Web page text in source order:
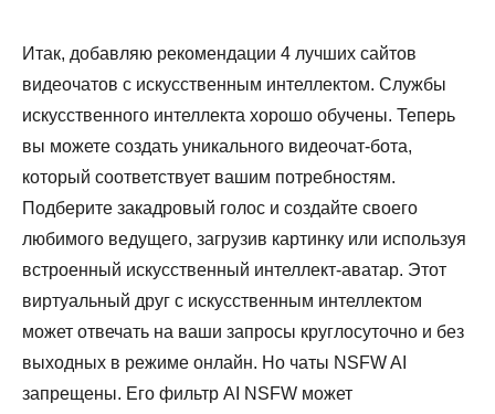
Итак, добавляю рекомендации 4 лучших сайтов
видеочатов с искусственным интеллектом. Службы
искусственного интеллекта хорошо обучены. Теперь
вы можете создать уникального видеочат-бота,
который соответствует вашим потребностям.
Подберите закадровый голос и создайте своего
любимого ведущего, загрузив картинку или используя
встроенный искусственный интеллект-аватар. Этот
виртуальный друг с искусственным интеллектом
может отвечать на ваши запросы круглосуточно и без
выходных в режиме онлайн. Но чаты NSFW AI
запрещены. Его фильтр AI NSFW может